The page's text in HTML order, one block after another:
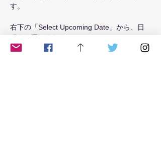
す。
右下の「Select Upcoming Date」から、日
程をお選びください。
Read More >